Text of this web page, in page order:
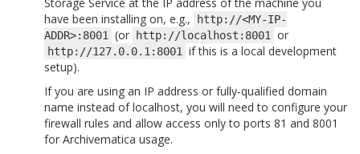
have been installing on, e.g.,
http://<MY-IP-
ADDR>:8001
(or http://localhost:8001 or
http://127.0.0.1:8001
if this is a local development
setup).
If you are using an IP address or fully-qualified domain
name instead of localhost, you will need to configure your
firewall rules and allow access only to ports 81 and 8001
for Archivematica usage.